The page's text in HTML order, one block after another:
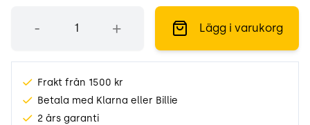
- + Lägg i varukorg
Frakt från 1500 kr
Betala med Klarna eller Billie
2 års garanti